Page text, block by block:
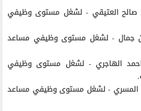
صالح العتيقي - لشغل مستوى وظيفي
جمال - لشغل مستوى وظيفي مساعد
احمد الهاجري - لشغل مستوى وظيفي
المسري - لشغل مستوى وظيفي مساعد